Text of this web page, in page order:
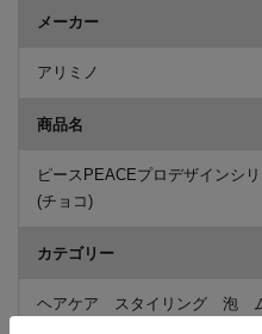
メーカー
アリミノ
商品名
ピースPEACEプロデザインシ
(チョコ)
カテゴリー
ヘアケア スタイリング 泡